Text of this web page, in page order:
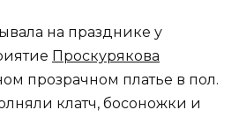
на празднике у
Проскурякова
прозрачном платье в пол.
клатч, босоножки и